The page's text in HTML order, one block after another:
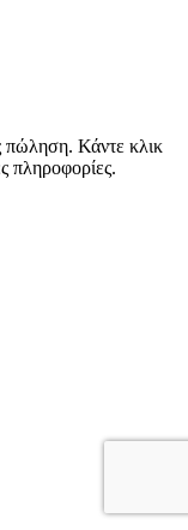
πώληση. Κάντε κλικ
πληροφορίες.